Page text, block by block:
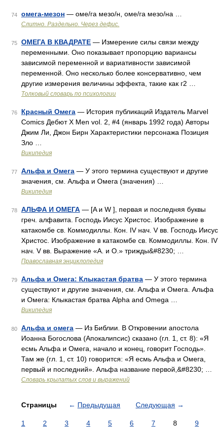
74 омега-мезон — оме/га мезо/н, оме/га мезо/на …
Слитно. Раздельно. Через дефис.
75 ОМЕГА В КВАДРАТЕ — Измерение силы связи между
переменными. Оно показывает пропорцию вариансы
зависимой переменной и вариативности зависимой
переменной. Оно несколько более консервативно, чем
другие измерения величины эффекта, такие как г2 …
Толковый словарь по психологии
76 Красный Омега — История публикаций Издатель Marvel
Comics Дебют X Men vol. 2, #4 (январь 1992 года) Авторы
Джим Ли, Джон Бирн Характеристики персонажа Позиция
Зло …
Википедия
77 Альфа и Омега — У этого термина существуют и другие
значения, см. Альфа и Омега (значения) …
Википедия
78 АЛЬФА И ОМЕГА — [A и W ], первая и последняя буквы
греч. алфавита. Господь Иисус Христос. Изображение в
катакомбе св. Коммодиллы. Кон. IV нач. V вв. Господь Иисус
Христос. Изображение в катакомбе св. Коммодиллы. Кон. IV
нач. V вв. Выражение «А. и О.» трижды&#8230; …
Православная энциклопедия
79 Альфа и Омега: Клыкастая братва — У этого термина
существуют и другие значения, см. Альфа и Омега. Альфа
и Омега: Клыкастая братва Alpha and Omega …
Википедия
80 Альфа и омега — Из Библии. В Откровении апостола
Иоанна Богослова (Апокалипсис) сказано (гл. 1, ст. 8): «Я
есмь Альфа и Омега, начало и конец, говорит Господь».
Там же (гл. 1, ст. 10) говорится: «Я есмь Альфа и Омега,
первый и последний». Альфа название первой,&#8230; …
Словарь крылатых слов и выражений
Страницы ← Предыдущая Следующая →
1 2 3 4 5 6 7 8
9